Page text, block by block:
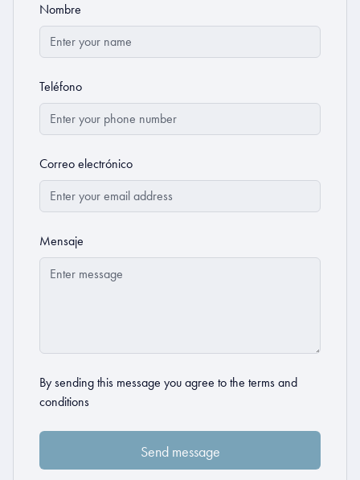
Nombre
Teléfono
Correo electrónico
Mensaje
By sending this message you agree to the terms and
conditions